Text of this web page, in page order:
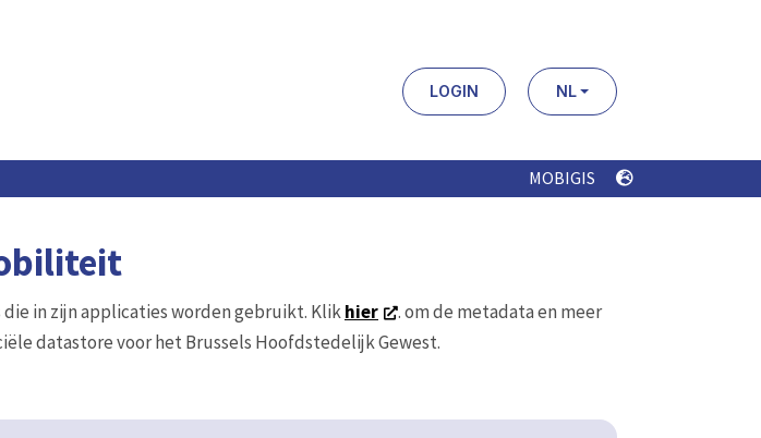
LOGIN NL
MOBIGIS
in zijn applicaties worden gebruikt. Klikhier
. om de metadata en meer
datastore voor het Brussels Hoofdstedelijk Gewest.